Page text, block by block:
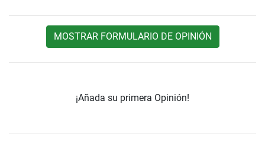
MOSTRAR FORMULARIO DE OPINIÓN
¡Añada su primera Opinión!